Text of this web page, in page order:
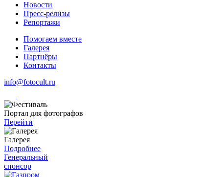
Новости
Пресс-релизы
Репортажи
Помогаем вместе
Галерея
Партнёры
Контакты
info@fotocult.ru
Портал для фотографов
Перейти
Галерея
Подробнее
Генеральный
спонсор